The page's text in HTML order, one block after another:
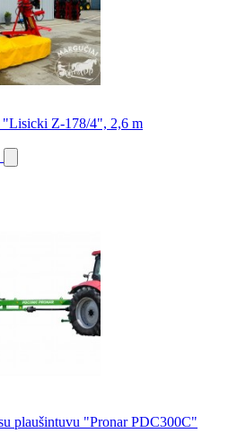
"Lisicki Z-178/4", 2,6 m
plaušintuvu "Pronar PDC300C"